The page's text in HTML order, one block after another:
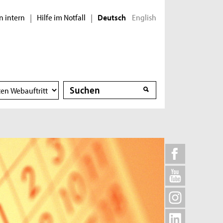
intern | Hilfe im Notfall | Deutsch English
Suche
Suche